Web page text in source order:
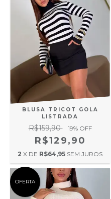
BLUSA TRICOT GOLA
LISTRADA
R$159,90 19% OFF
R$129,90
2 X DE R$64,95 SEM JUROS
OFERTA